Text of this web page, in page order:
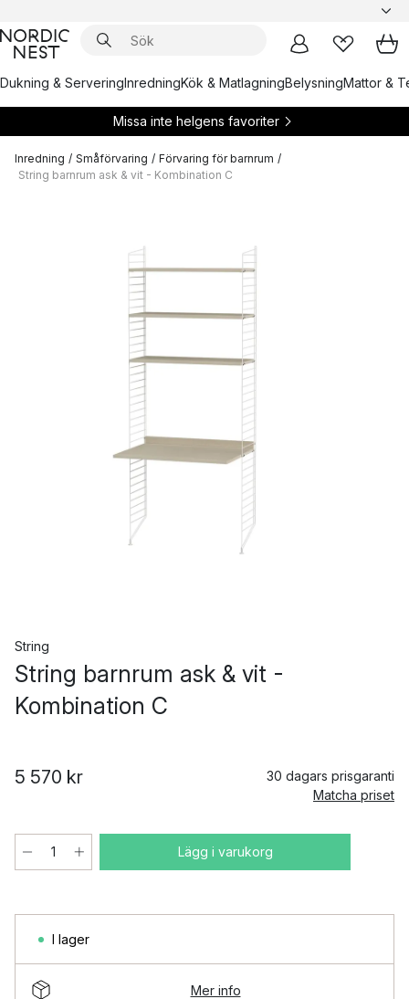
Dukning & ServeringInredningKök & MatlagningBelysningMattor &
Missa inte helgens favoriter
Inredning / Småförvaring / Förvaring för barnrum /
String barnrum ask & vit - Kombination C
String
String barnrum ask & vit -
Kombination C
5 570 kr
30 dagars prisgaranti
Matcha priset
Lägg i varukorg
I lager
Mer info